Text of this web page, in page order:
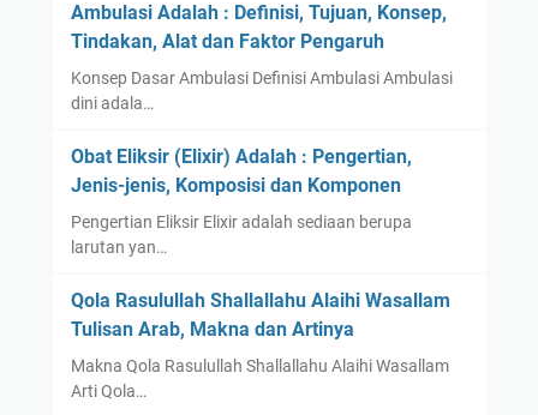
Ambulasi Adalah : Definisi, Tujuan, Konsep,
Tindakan, Alat dan Faktor Pengaruh
Konsep Dasar Ambulasi Definisi Ambulasi Ambulasi
dini adala…
Obat Eliksir (Elixir) Adalah : Pengertian,
Jenis-jenis, Komposisi dan Komponen
Pengertian Eliksir Elixir adalah sediaan berupa
larutan yan…
Qola Rasulullah Shallallahu Alaihi Wasallam
Tulisan Arab, Makna dan Artinya
Makna Qola Rasulullah Shallallahu Alaihi Wasallam
Arti Qola…